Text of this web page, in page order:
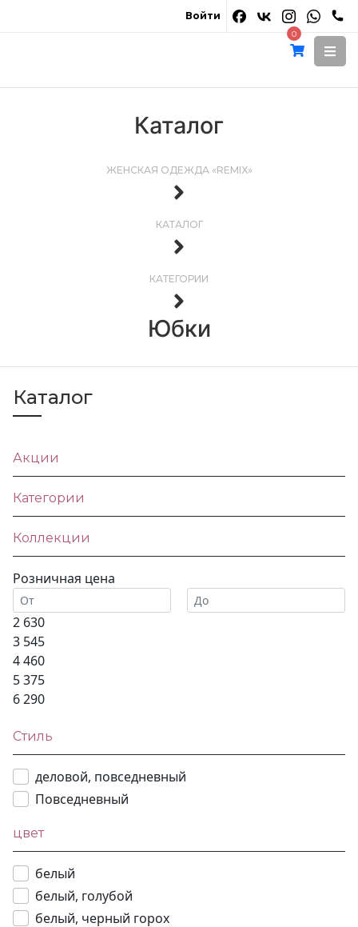
Войти
0
Каталог
ЖЕНСКАЯ ОДЕЖДА «REMIX»
КАТАЛОГ
КАТЕГОРИИ
Юбки
Каталог
Акции
Категории
Коллекции
Розничная цена
2 630
3 545
4 460
5 375
6 290
Стиль
деловой, повседневный
Повседневный
цвет
белый
белый, голубой
белый, черный горох